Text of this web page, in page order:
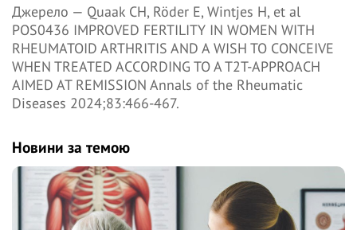
Джерело — Quaak CH, Röder E, Wintjes H, et al
POS0436 IMPROVED FERTILITY IN WOMEN WITH
RHEUMATOID ARTHRITIS AND A WISH TO CONCEIVE
WHEN TREATED ACCORDING TO A T2T-APPROACH
AIMED AT REMISSION Annals of the Rheumatic
Diseases 2024;83:466-467.
Новини за темою